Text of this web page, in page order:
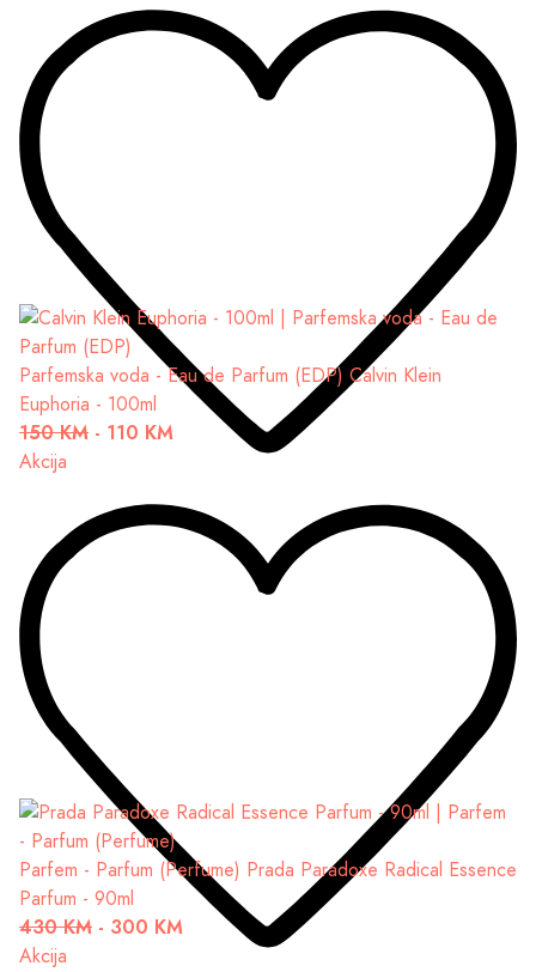
Parfemska voda - Eau de Parfum (EDP) Calvin Klein
Euphoria - 100ml
150 KM - 110 KM
Akcija
Parfem - Parfum (Perfume) Prada Paradoxe Radical Essence
Parfum - 90ml
430 KM - 300 KM
Akcija